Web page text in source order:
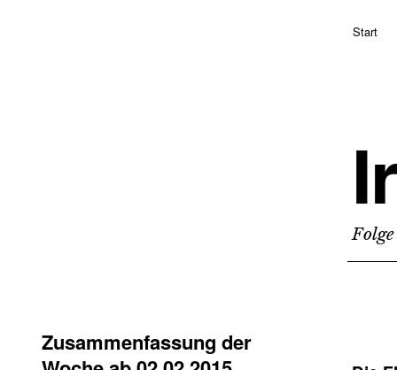
Start
Zusammenfassung der